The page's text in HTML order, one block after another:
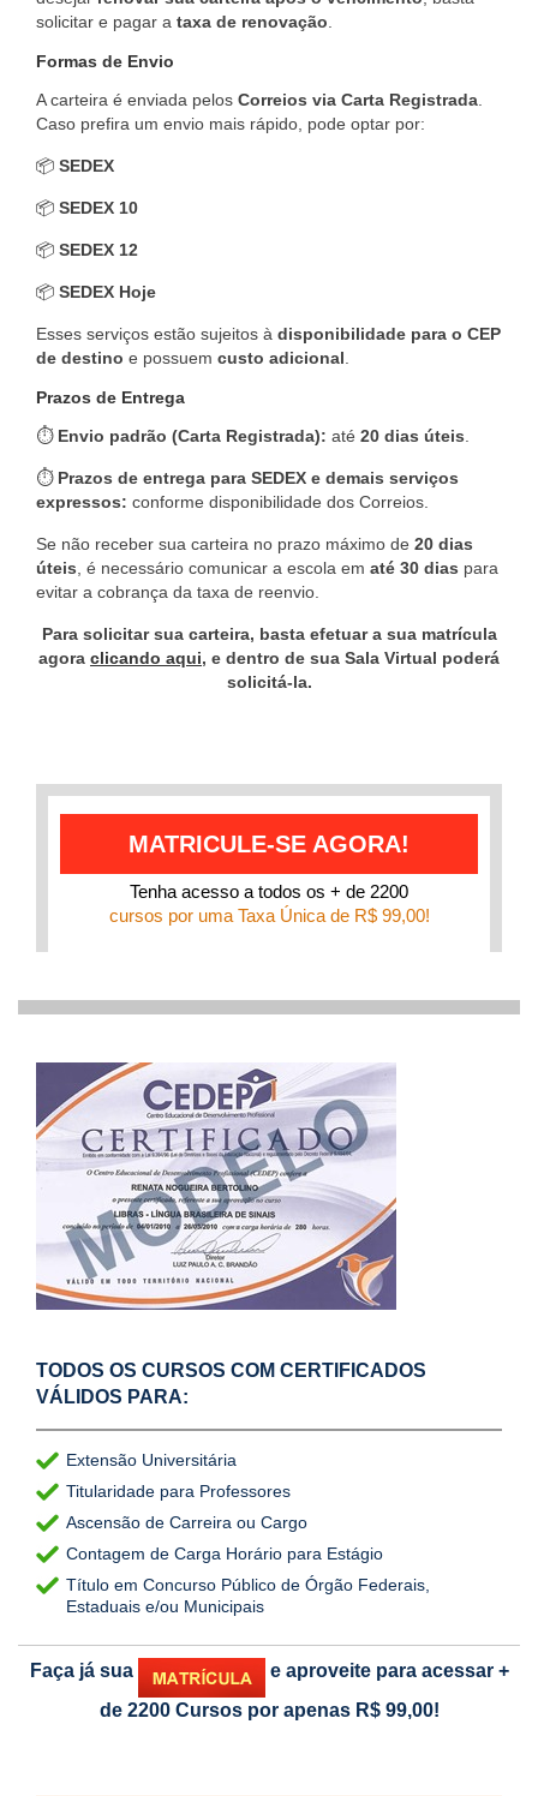
solicitar e pagar a taxa de renovação
Formas de Envio
A carteira é enviada pelos Correios via Carta Registrada
Caso prefira um envio mais rápido, pode optar por:
📦 SEDEX
📦 SEDEX 10
📦 SEDEX 12
📦 SEDEX Hoje
Esses serviços estão sujeitos à disponibilidade para o CEP
de destino e possuem custo adicional
Prazos de Entrega
⏱️ Envio padrão (Carta Registrada): até 20 dias úteis
⏱️ Prazos de entrega para SEDEX e demais serviços
expressos: conforme disponibilidade dos Correios.
Se não receber sua carteira no prazo máximo de 20 dias
úteis , é necessário comunicar a escola em até 30 dias para
evitar a cobrança da taxa de reenvio.
Para solicitar sua carteira, basta efetuar a sua matrícula
agora clicando aqui, e dentro de sua Sala Virtual poderá
solicitá-la.
MATRICULE-SE AGORA!
Tenha acesso a todos os + de 2200
cursos por uma Taxa Única de R$ 99,00!
TODOS OS CURSOS COM CERTIFICADOS
VÁLIDOS PARA:
Extensão Universitária
Titularidade para Professores
Ascensão de Carreira ou Cargo
Contagem de Carga Horário para Estágio
Título em Concurso Público de Órgão Federais,
Estaduais e/ou Municipais
Faça já sua e aproveite para acessar +
de 2200 Cursos por apenas R$ 99,00!